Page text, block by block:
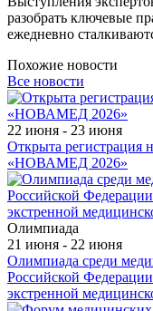
разобрать ключевые
ежедневно
Похожие новости
Все новости
22 июня - 23 июня
Открыта регистрация
«НОВАМЕД 2026»
Олимпиада
21 июня - 22 июня
Олимпиада среди
Российской
экстренной